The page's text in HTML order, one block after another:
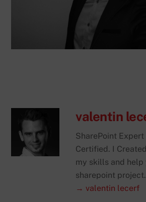
valentin
SharePoint
Certified. I
my skills and help
sharepoint project.
→ valentin lecerf